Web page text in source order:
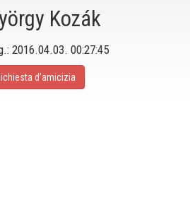
Kozák
2016.04.03. 00:27:45
d’amicizia